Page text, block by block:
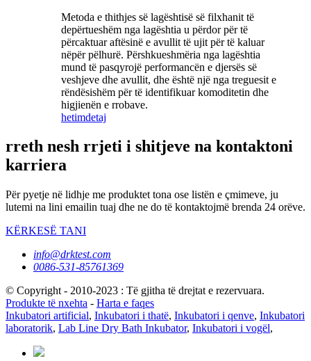
Metoda e thithjes së lagështisë së filxhanit të
depërtueshëm nga lagështia u përdor për të
përcaktuar aftësinë e avullit të ujit për të kaluar
nëpër pëlhurë. Përshkueshmëria nga lagështia
mund të pasqyrojë performancën e djersës së
veshjeve dhe avullit, dhe është një nga treguesit e
rëndësishëm për të identifikuar komoditetin dhe
higjienën e rrobave.
hetimdetaj
rreth nesh rrjeti i shitjeve na kontaktoni
karriera
Për pyetje në lidhje me produktet tona ose listën e çmimeve, ju
lutemi na lini emailin tuaj dhe ne do të kontaktojmë brenda 24 orëve.
KËRKESË TANI
info@drktest.com
0086-531-85761369
© Copyright - 2010-2023 : Të gjitha të drejtat e rezervuara.
Produkte të nxehta - Harta e faqes
Inkubatori artificial, Inkubatori i thatë, Inkubatori i qenve, Inkubatori
laboratorik, Lab Line Dry Bath Inkubator, Inkubatori i vogël,